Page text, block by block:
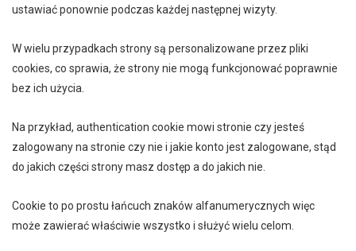
ustawiać ponownie podczas każdej następnej wizyty.
W wielu przypadkach strony są personalizowane przez pliki
cookies, co sprawia, że strony nie mogą funkcjonować poprawnie
bez ich użycia.
Na przykład, authentication cookie mowi stronie czy jesteś
zalogowany na stronie czy nie i jakie konto jest zalogowane, stąd
do jakich części strony masz dostęp a do jakich nie.
Cookie to po prostu łańcuch znaków alfanumerycznych więc
może zawierać właściwie wszystko i służyć wielu celom.